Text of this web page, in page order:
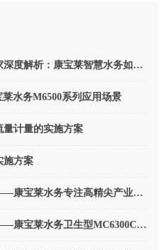
2026工业在线电导率仪生产厂家深度解析：康宝莱智慧水务如何定义国产替代新标杆
水务M6500系列应用场景
量计量的实施方案
施方案
液氮流量计生产厂家选型指南——康宝莱水务专注高精尖产业（2026版）
药液流量计生产厂家选型指南——康宝莱水务卫生型MC6300C型医用电磁流量计（2026版）